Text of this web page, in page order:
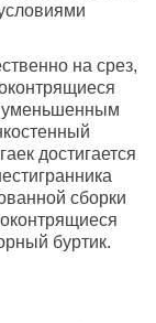
на срез,
уменьшенным
достигается
сборки
буртик.